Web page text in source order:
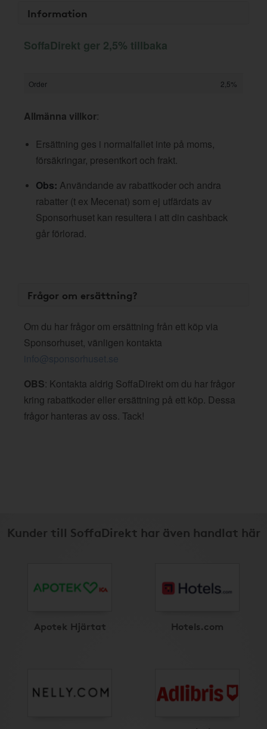
Information
SoffaDirekt ger 2,5% tillbaka
Order 2,5%
Allmänna villkor:
Ersättning ges i normalfallet inte på moms,
försäkringar, presentkort och frakt.
Obs: Användande av rabattkoder och andra
rabatter (t ex Mecenat) som ej utfärdats av
Sponsorhuset kan resultera i att din cashback
går förlorad.
Frågor om ersättning?
Om du har frågor om ersättning från ett köp via
Sponsorhuset, vänligen kontakta
info@sponsorhuset.se
OBS: Kontakta aldrig SoffaDirekt om du har frågor
kring rabattkoder eller ersättning på ett köp. Dessa
frågor hanteras av oss. Tack!
Kunder till SoffaDirekt har även handlat här
Apotek Hjärtat Hotels.com